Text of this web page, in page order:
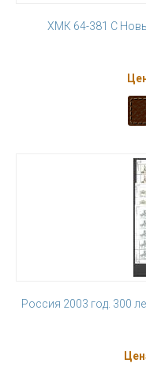
ХМК 64-381 С
Россия 2003 год. 300